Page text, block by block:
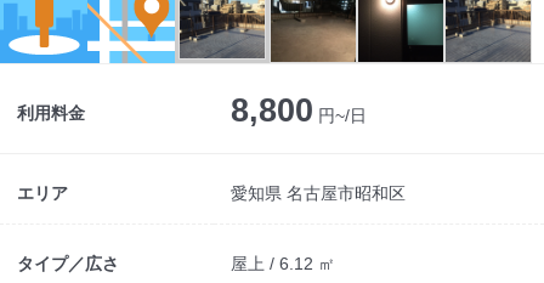
利用料金 8,800 円~/日
エリア 愛知県 名古屋市昭和区
タイプ／広さ 屋上 / 6.12 ㎡